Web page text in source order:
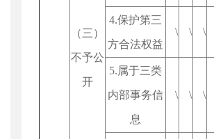
（三）
不予公
开
4.保护第三
方合法权益
\ \ \
5.属于三类
内部事务信
息
\ \ \